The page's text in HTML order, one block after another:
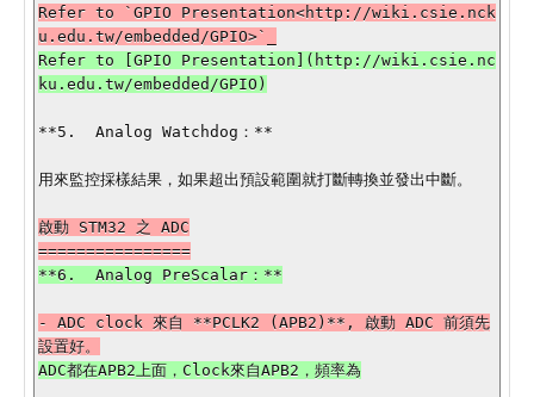
Refer to `GPIO Presentation<http://wiki.csie.nck
Refer to [GPIO Presentation](http://wiki.csie.nc
**5.  Analog Watchdog：**
用來監控採樣結果，如果超出預設範圍就打斷轉換並發出中斷。
啟動 STM32 之 ADC
- ADC clock 來自 **PCLK2 (APB2)**, 啟動 ADC 前須先